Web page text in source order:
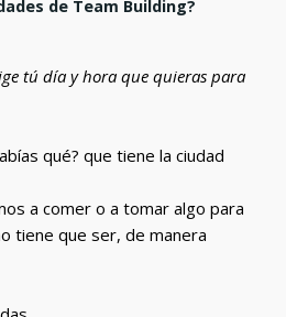
de Team Building?
tú día y hora que quieras para
qué? que tiene la ciudad
a comer o a tomar algo para
tiene que ser, de manera